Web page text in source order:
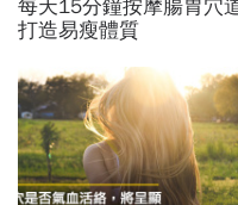
每天15分鐘按摩腸胃穴
打造易瘦體質